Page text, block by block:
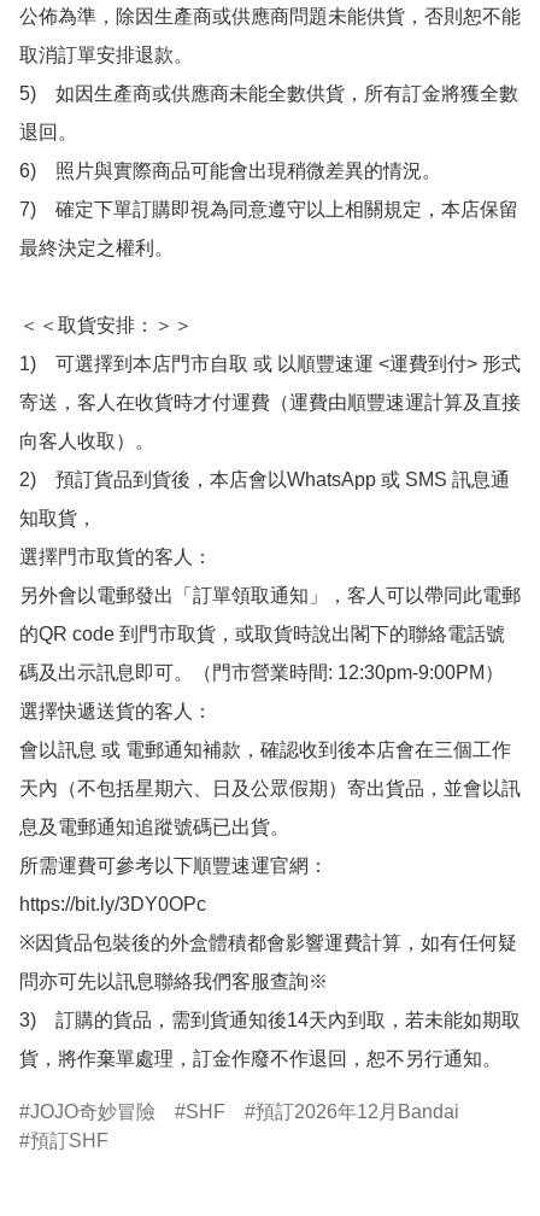
公佈為準，除因生產商或供應商問題未能供貨，否則恕不能
取消訂單安排退款。
5)　如因生產商或供應商未能全數供貨，所有訂金將獲全數
退回。
6)　照片與實際商品可能會出現稍微差異的情況。
7)　確定下單訂購即視為同意遵守以上相關規定，本店保留
最終決定之權利。
＜＜取貨安排：＞＞
1)　可選擇到本店門市自取 或 以順豐速運 <運費到付> 形式
寄送，客人在收貨時才付運費（運費由順豐速運計算及直接
向客人收取）。
2)　預訂貨品到貨後，本店會以WhatsApp 或 SMS 訊息通
知取貨，
選擇門市取貨的客人：
另外會以電郵發出「訂單領取通知」，客人可以帶同此電郵
的QR code 到門市取貨，或取貨時說出閣下的聯絡電話號
碼及出示訊息即可。（門市營業時間: 12:30pm-9:00PM）
選擇快遞送貨的客人：
會以訊息 或 電郵通知補款，確認收到後本店會在三個工作
天內（不包括星期六、日及公眾假期）寄出貨品，並會以訊
息及電郵通知追蹤號碼已出貨。
所需運費可參考以下順豐速運官網：
https://bit.ly/3DY0OPc
※因貨品包裝後的外盒體積都會影響運費計算，如有任何疑
問亦可先以訊息聯絡我們客服查詢※
3)　訂購的貨品，需到貨通知後14天內到取，若未能如期取
貨，將作棄單處理，訂金作廢不作退回，恕不另行通知。
JOJO奇妙冒險 SHF
預訂2026年12月Bandai
預訂SHF